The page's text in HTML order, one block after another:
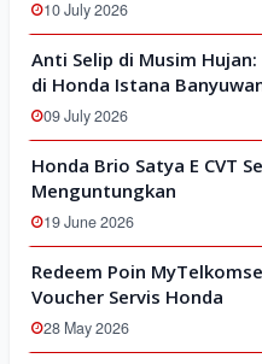
10 July 2026
Anti Selip di Musim
di Honda Istana
09 July 2026
Honda Brio Satya E CVT
Menguntungkan
19 June 2026
Redeem Poin
Voucher Servis Honda
28 May 2026